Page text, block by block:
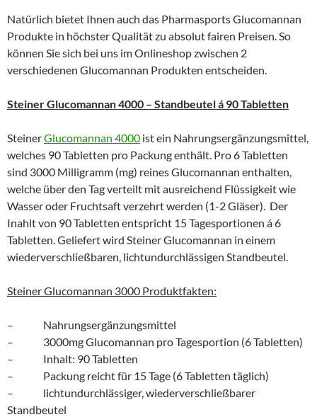
Natürlich bietet Ihnen auch das Pharmasports Glucomannan
Produkte in höchster Qualität zu absolut fairen Preisen. So
können Sie sich bei uns im Onlineshop zwischen 2
verschiedenen Glucomannan Produkten entscheiden.
Steiner Glucomannan 4000 – Standbeutel á 90 Tabletten
SteinerGlucomannan 4000 ist ein Nahrungsergänzungsmittel,
welches 90 Tabletten pro Packung enthält. Pro 6 Tabletten
sind 3000 Milligramm (mg) reines Glucomannan enthalten,
welche über den Tag verteilt mit ausreichend Flüssigkeit wie
Wasser oder Fruchtsaft verzehrt werden (1-2 Gläser). Der
Inahlt von 90 Tabletten entspricht 15 Tagesportionen á 6
Tabletten. Geliefert wird Steiner Glucomannan in einem
wiederverschließbaren, lichtundurchlässigen Standbeutel.
Steiner Glucomannan 3000 Produktfakten:
– Nahrungsergänzungsmittel
– 3000mg Glucomannan pro Tagesportion (6 Tabletten)
– Inhalt: 90 Tabletten
– Packung reicht für 15 Tage (6 Tabletten täglich)
– lichtundurchlässiger, wiederverschließbarer
Standbeutel